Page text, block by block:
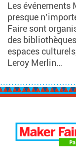
Les événements
presque
Faire sont
des
espaces
Leroy Merlin…